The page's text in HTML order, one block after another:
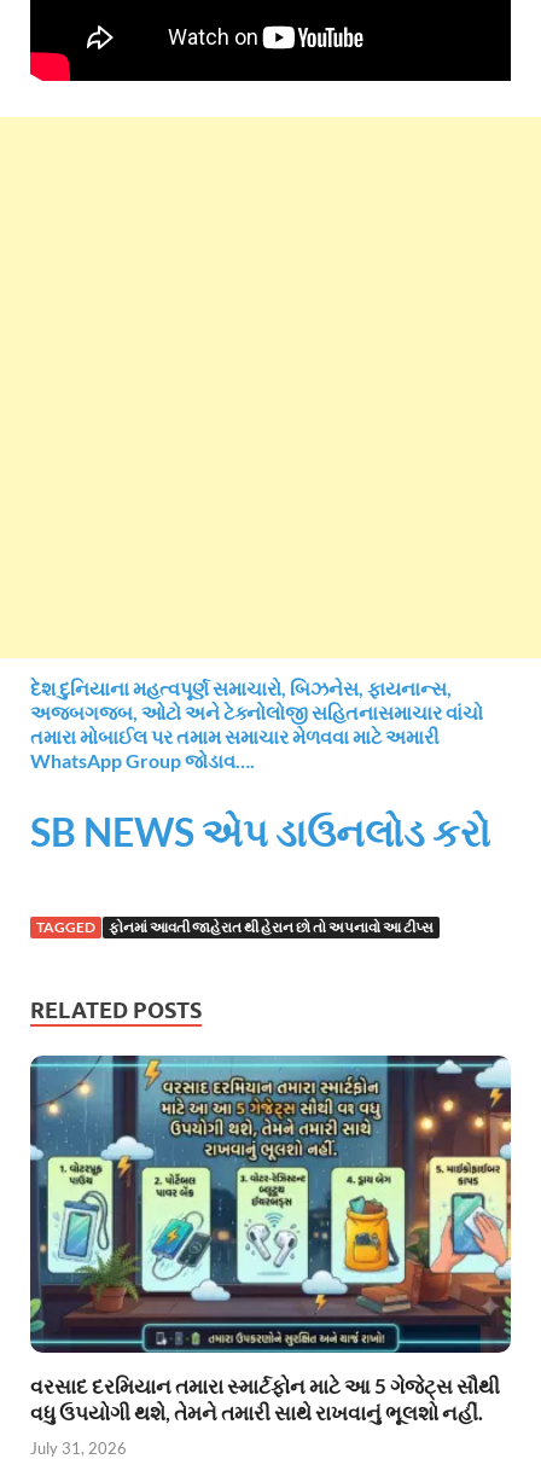
દેશ દુનિયાના મહત્વપૂર્ણ સમાચારો, બિઝનેસ, ફાયનાન્સ,
અજબગજબ, ઓટો અને ટેક્નોલોજી સહિતનાસમાચાર વાંચો
તમારા મોબાઈલ પર તમામ સમાચાર મેળવવા માટે અમારી
WhatsApp Group જોડાવ….
SB NEWS એપ ડાઉનલોડ કરો
TAGGED ફોનમાં આવતી જાહેરાત થી હેરાન છો તો અપનાવો આ ટીપ્સ
RELATED POSTS
વરસાદ દરમિયાન તમારા સ્માર્ટફોન માટે આ 5 ગેજેટ્સ સૌથી
વધુ ઉપયોગી થશે, તેમને તમારી સાથે રાખવાનું ભૂલશો નહીં.
July 31, 2026